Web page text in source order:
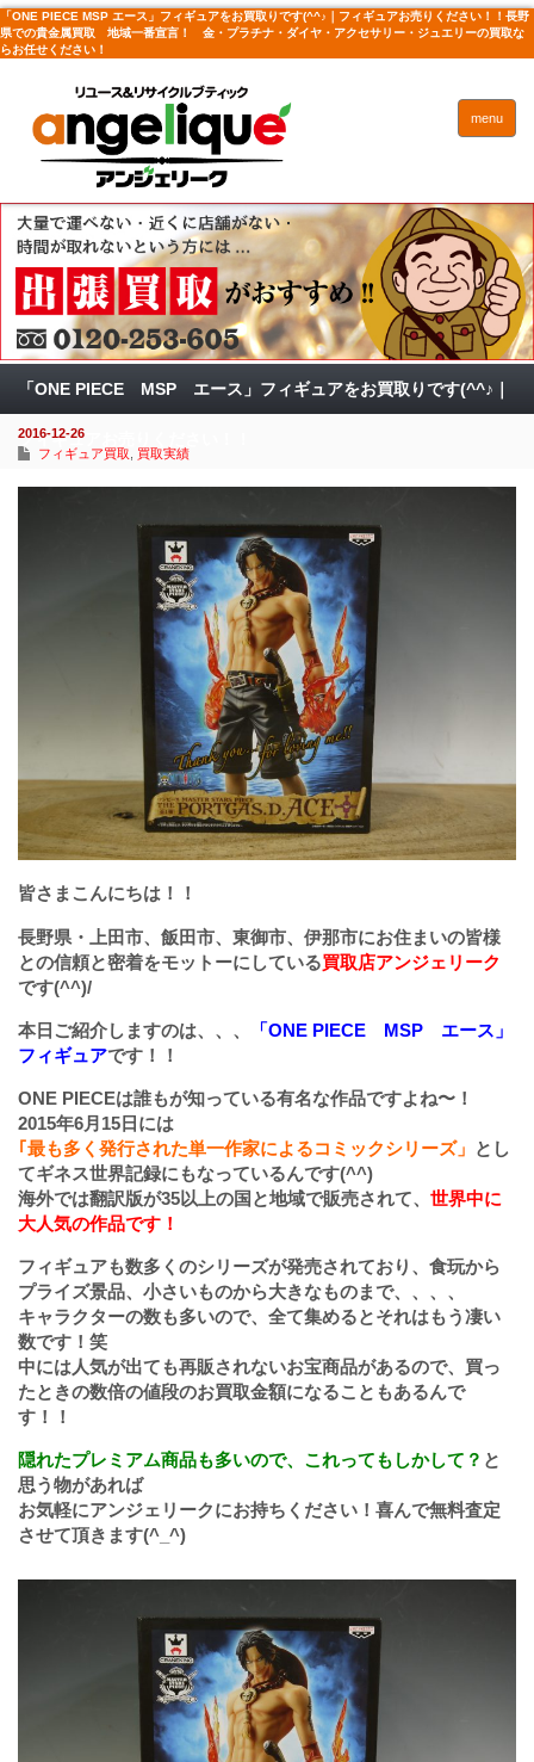
「ONE PIECE MSP エース」フィギュアをお買取りです(^^♪｜フィギュアお売りください！！長野
県での貴金属買取 地域一番宣言！ 金・プラチナ・ダイヤ・アクセサリー・ジュエリーの買取な
らお任せください！
menu
「ONE PIECE MSP エース」フィギュアをお買取りです(^^♪｜
フィギュアお売りください！！
2016-12-26
フィギュア買取
買取実績
皆さまこんにちは！！
長野県・上田市、飯田市、東御市、伊那市にお住まいの皆様
との信頼と密着をモットーにしている買取店アンジェリーク
です(^^)/
本日ご紹介しますのは、、、
「ONE PIECE MSP エース」
フィギュアです！！
ONE PIECEは誰もが知っている有名な作品ですよね〜！
2015年6月15日には
｢最も多く発行された単一作家によるコミックシリーズ」 とし
てギネス世界記録にもなっているんです(^^)
海外では翻訳版が35以上の国と地域で販売されて、 世界中に
大人気の作品です！
フィギュアも数多くのシリーズが発売されており、食玩から
プライズ景品、小さいものから大きなものまで、、、、
キャラクターの数も多いので、全て集めるとそれはもう凄い
数です！笑
中には人気が出ても再販されないお宝商品があるので、買っ
たときの数倍の値段のお買取金額になることもあるんで
す！！
隠れたプレミアム商品も多いので、これってもしかして？ と
思う物があれば
お気軽にアンジェリークにお持ちください！喜んで無料査定
させて頂きます(^_^)